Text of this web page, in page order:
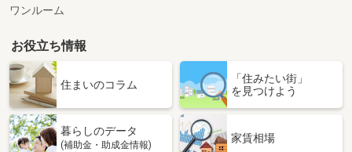
ワンルーム
お役立ち情報
住まいのコラム
「住みたい街」
を見つけよう
暮らしのデータ
(補助金・助成金情報)
家賃相場